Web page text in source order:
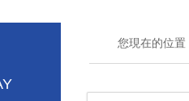
您現在的位置